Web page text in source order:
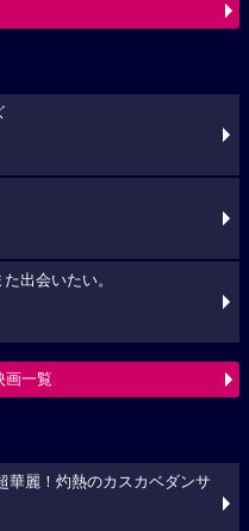
出会いたい。
画一覧
華麗！灼熱のカスカベダンサ